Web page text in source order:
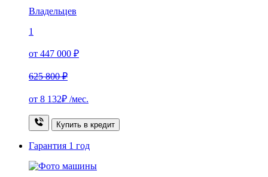
Владельцев
1
от 447 000 ₽
625 800 ₽
от 8 132₽ /мес.
Купить в кредит
Гарантия 1 год